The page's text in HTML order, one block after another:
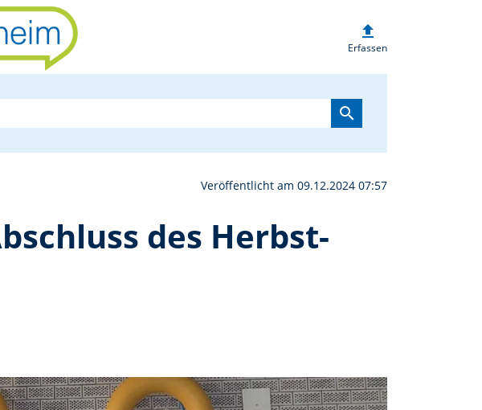
Schwarzenfeld -
upload
Erfassen
search
Veröffentlicht am 09.12.2024 07:57
des Herbst-